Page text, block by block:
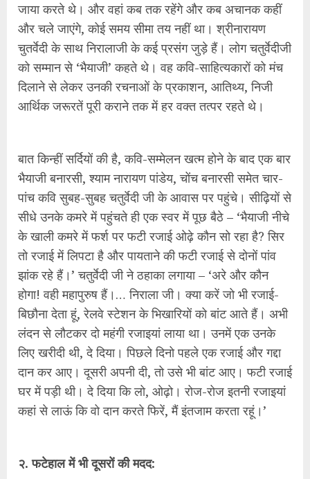
जाया करते थे। और वहां कब तक रहेंगे और कब अचानक कहीं
और चले जाएंगे, कोई समय सीमा तय नहीं था। श्रीनारायण
चुतर्वेदी के साथ निरालाजी के कई प्रसंग जुड़े हैं। लोग चतुर्वेदीजी
को सम्मान से ‘भैयाजी’ कहते थे। वह कवि-साहित्यकारों को मंच
दिलाने से लेकर उनकी रचनाओं के प्रकाशन, आतिथ्य, निजी
आर्थिक जरूरतें पूरी कराने तक में हर वक्त तत्पर रहते थे।
बात किन्हीं सर्दियों की है, कवि-सम्मेलन खत्म होने के बाद एक बार
भैयाजी बनारसी, श्याम नारायण पांडेय, चोंच बनारसी समेत चार-
पांच कवि सुबह-सुबह चतुर्वेदी जी के आवास पर पहुंचे। सीढ़ियों से
सीधे उनके कमरे में पहुंचते ही एक स्वर में पूछ बैठे – ‘भैयाजी नीचे
के खाली कमरे में फर्श पर फटी रजाई ओढ़े कौन सो रहा है? सिर
तो रजाई में लिपटा है और पायताने की फटी रजाई से दोनों पांव
झांक रहे हैं।’ चतुर्वेदी जी ने ठहाका लगाया – ‘अरे और कौन
होगा! वही महापुरुष हैं।… निराला जी। क्या करें जो भी रजाई-
बिछौना देता हूं, रेलवे स्टेशन के भिखारियों को बांट आते हैं। अभी
लंदन से लौटकर दो महंगी रजाइयां लाया था। उनमें एक उनके
लिए खरीदी थी, दे दिया। पिछले दिनो पहले एक रजाई और गद्दा
दान कर आए। दूसरी अपनी दी, तो उसे भी बांट आए। फटी रजाई
घर में पड़ी थी। दे दिया कि लो, ओढ़ो। रोज-रोज इतनी रजाइयां
कहां से लाऊं कि वो दान करते फिरें, मैं इंतजाम करता रहूं।’
२. फटेहाल में भी दूसरों की मदद: